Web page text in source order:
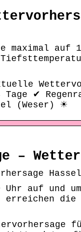
maximal auf
✔
(Weser) ☀
–
auf und
die